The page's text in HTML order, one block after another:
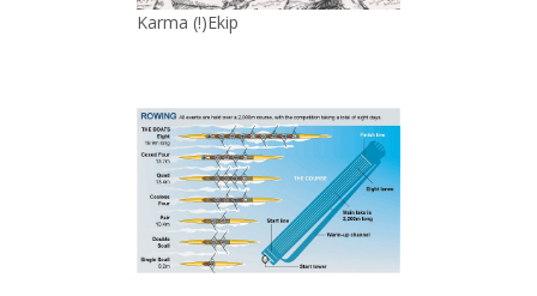
Karma (!)Ekip